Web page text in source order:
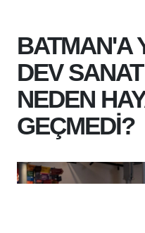
BATMAN'A
DEV
NEDEN
GEÇMEDİ?